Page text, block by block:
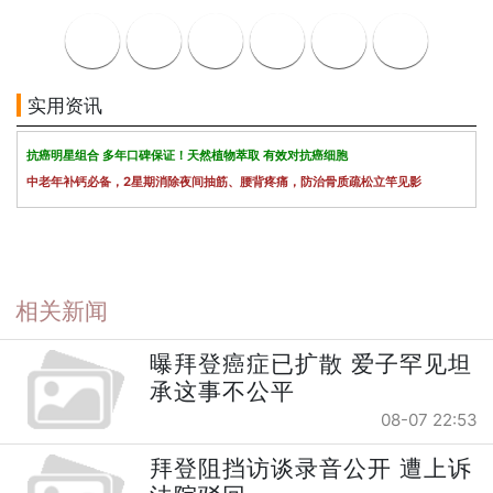
实用资讯
抗癌明星组合 多年口碑保证！天然植物萃取 有效对抗癌细胞
中老年补钙必备，2星期消除夜间抽筋、腰背疼痛，防治骨质疏松立竿见影
相关新闻
曝拜登癌症已扩散 爱子罕见坦
承这事不公平
08-07 22:53
拜登阻挡访谈录音公开 遭上诉